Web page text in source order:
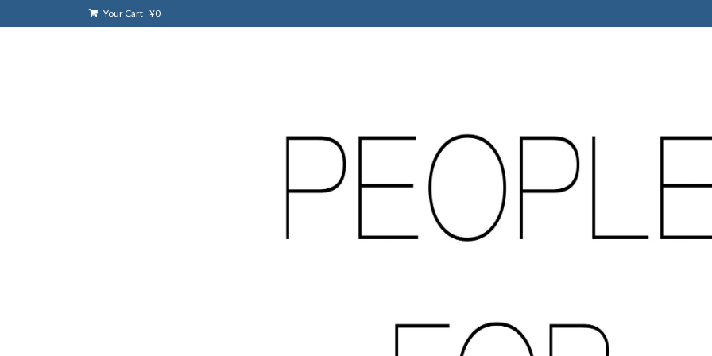
Your Cart-¥0